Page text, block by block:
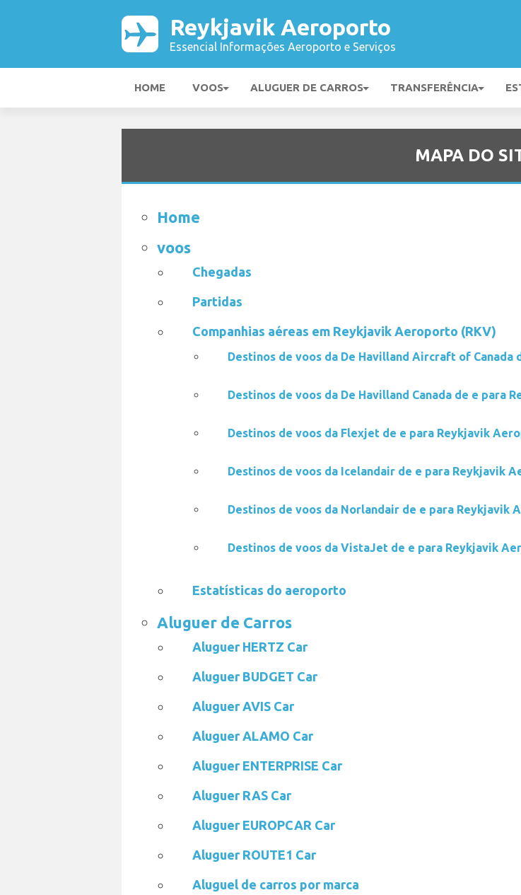
Reykjavik Aeroporto
Essencial Informações Aeroporto e Serviços
HOME VOOS ALUGUER DE CARROS TRANSFERÊNCIA
MAPA DO
Home
voos
Chegadas
Partidas
Companhias aéreas em Reykjavik Aeroporto (RKV)
Destinos de voos da De Havilland Aircraft of
Destinos de voos da De Havilland Canada de e para
Destinos de voos da Flexjet de e para Reykjavik
Destinos de voos da Icelandair de e para Reykjavik
Destinos de voos da Norlandair de e para Reykjavik
Destinos de voos da VistaJet de e para Reykjavik
Estatísticas do aeroporto
Aluguer de Carros
Aluguer HERTZ Car
Aluguer BUDGET Car
Aluguer AVIS Car
Aluguer ALAMO Car
Aluguer ENTERPRISE Car
Aluguer RAS Car
Aluguer EUROPCAR Car
Aluguer ROUTE1 Car
Aluguel de carros por marca